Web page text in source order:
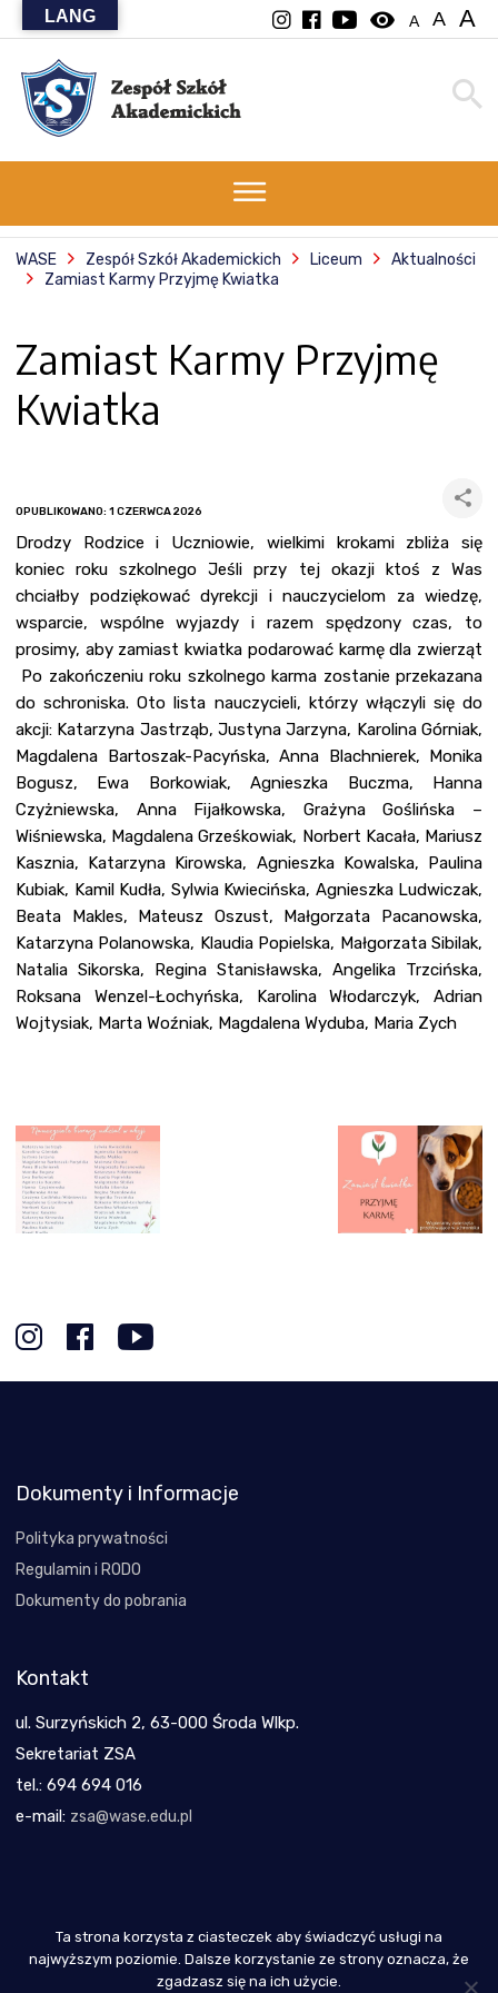
visibility A A A
WASE Zespół Szkół Akademickich Liceum
Aktualności
Zamiast Karmy Przyjmę Kwiatka
Zamiast Karmy Przyjmę
Kwiatka
OPUBLIKOWANO: 1 CZERWCA 2026
Drodzy Rodzice i Uczniowie, wielkimi krokami zbliża się
koniec roku szkolnego Jeśli przy tej okazji ktoś z Was
chciałby podziękować dyrekcji i nauczycielom za wiedzę,
wsparcie, wspólne wyjazdy i razem spędzony czas, to
prosimy, aby zamiast kwiatka podarować karmę dla zwierząt
Po zakończeniu roku szkolnego karma zostanie przekazana
do schroniska. Oto lista nauczycieli, którzy włączyli się do
akcji: Katarzyna Jastrząb, Justyna Jarzyna, Karolina Górniak,
Magdalena Bartoszak-Pacyńska, Anna Blachnierek, Monika
Bogusz, Ewa Borkowiak, Agnieszka Buczma, Hanna
Czyżniewska, Anna Fijałkowska, Grażyna Goślińska –
Wiśniewska, Magdalena Grześkowiak, Norbert Kacała, Mariusz
Kasznia, Katarzyna Kirowska, Agnieszka Kowalska, Paulina
Kubiak, Kamil Kudła, Sylwia Kwiecińska, Agnieszka Ludwiczak,
Beata Makles, Mateusz Oszust, Małgorzata Pacanowska,
Katarzyna Polanowska, Klaudia Popielska, Małgorzata Sibilak,
Natalia Sikorska, Regina Stanisławska, Angelika Trzcińska,
Roksana Wenzel-Łochyńska, Karolina Włodarczyk, Adrian
Wojtysiak, Marta Woźniak, Magdalena Wyduba, Maria Zych
Dokumenty i Informacje
Polityka prywatności
Regulamin i RODO
Dokumenty do pobrania
Kontakt
ul. Surzyńskich 2, 63-000 Środa Wlkp.
Sekretariat ZSA
tel.: 694 694 016
e-mail: zsa@wase.edu.pl
Copyright 2021
LANG
Ta strona korzysta z ciasteczek aby świadczyć usługi na
najwyższym poziomie. Dalsze korzystanie ze strony oznacza, że
zgadzasz się na ich użycie.